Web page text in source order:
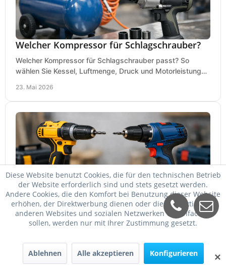
Welcher Kompressor für Schlagschrauber?
Welcher Kompressor für Schlagschrauber passt? So
wählen Sie Kessel, Luftmenge, Druck und Motorleistung
23. Mai 2026
DeWalt oder Bosch Professional?
DeWalt oder Bosch Professional? Der Vergleich zeigt,
und Preis besser zu Ihrem Einsatz passt.
21. Mai 2026
✕
Diese Website benutzt Cookies, die für den technischen Betrieb
der Website erforderlich sind und stets gesetzt werden.
Andere Cookies, die den Komfort bei Benutzung dieser Website
erhöhen, der Direktwerbung dienen oder die Interaktion mit
anderen Websites und sozialen Netzwerken vereinfachen
sollen, werden nur mit Ihrer Zustimmung gesetzt.
Ablehnen Alle akzeptieren Konfigurieren